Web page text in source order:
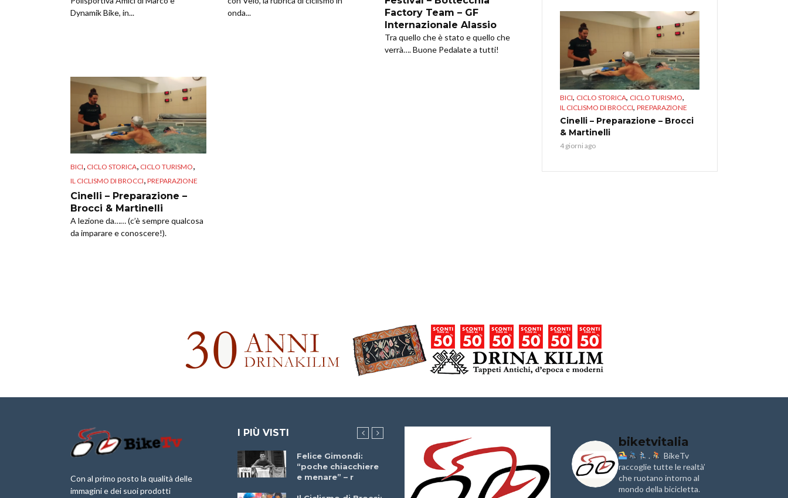
Dynamik Bike, in...
onda...
Factory Team – GF
Internazionale Alassio
Tra quello che è stato e quello che
verrà…. Buone Pedalate a tutti!
BICI CICLO STORICA CICLO TURISMO
IL CICLISMO DI BROCCI PREPARAZIONE
Cinelli – Preparazione –
Brocci & Martinelli
A lezione da…… (c’è sempre qualcosa
da imparare e conoscere!).
BICI, CICLO STORICA, CICLO TURISMO,
IL CICLISMO DI BROCCI, PREPARAZIONE
Cinelli – Preparazione – Brocci
& Martinelli
4 giorni ago
Con al primo posto la qualità delle
immagini e dei suoi prodotti
I PIÙ VISTI
Briko Torino – 11
Maggio 2025 – r
Marathon 2025”
Felice Gimondi:
“poche chiacchiere
e menare” – r
Brocci Incontra
Giuseppe Martinelli
– r
Granfondo
Internazionale
Briko Torino – 11
Maggio 2025 – r
biketvitalia
.
BikeTv
raccoglie tutte le realtà’
che ruotano intorno al
mondo della bicicletta.